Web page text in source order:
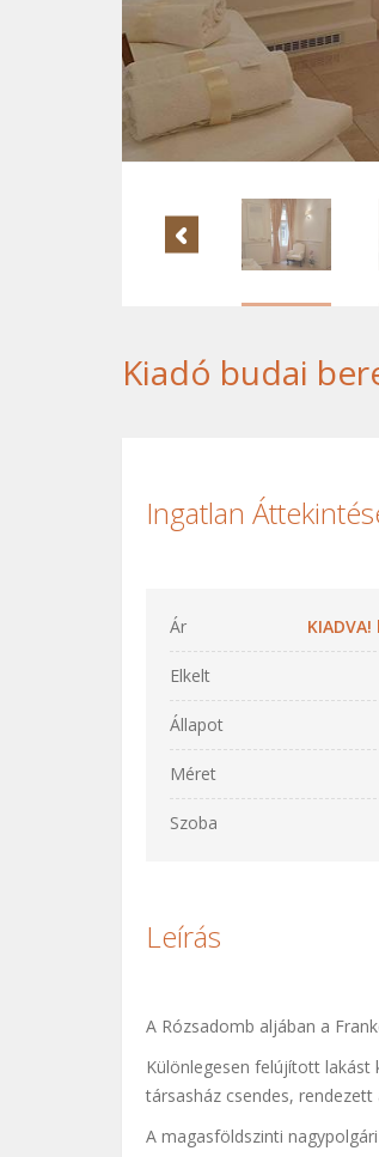
Kiadó budai
Ingatlan
Ár
Elkelt
Állapot
Méret
Szoba
Leírás
A Rózsadomb aljában a
Különlegesen felújított lakást
társasház csendes,
A magasföldszinti